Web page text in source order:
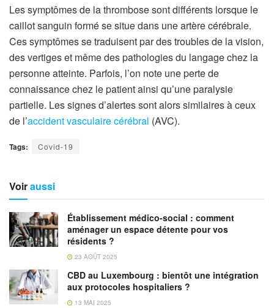
Les symptômes de la thrombose sont différents lorsque le
caillot sanguin formé se situe dans une artère cérébrale.
Ces symptômes se traduisent par des troubles de la vision,
des vertiges et même des pathologies du langage chez la
personne atteinte. Parfois, l’on note une perte de
connaissance chez le patient ainsi qu’une paralysie
partielle. Les signes d’alertes sont alors similaires à ceux
de l’accident vasculaire cérébral (AVC).
Tags: Covid-19
Voiraussi
Établissement médico-social : comment
aménager un espace détente pour vos
résidents ?
23 AOÛT 2025
CBD au Luxembourg : bientôt une intégration
aux protocoles hospitaliers ?
13 MAI 2025